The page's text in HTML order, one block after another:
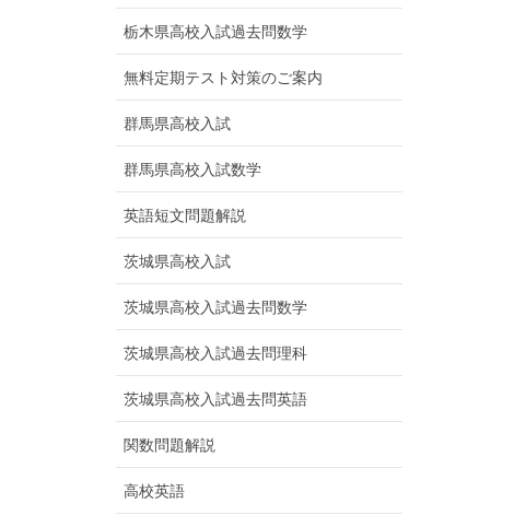
栃木県高校入試過去問数学
無料定期テスト対策のご案内
群馬県高校入試
群馬県高校入試数学
英語短文問題解説
茨城県高校入試
茨城県高校入試過去問数学
茨城県高校入試過去問理科
茨城県高校入試過去問英語
関数問題解説
高校英語